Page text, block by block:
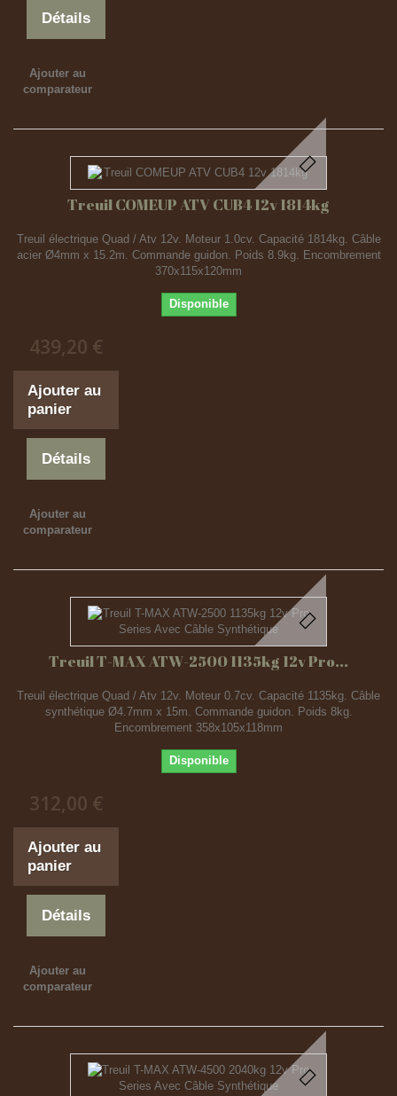
Détails
Ajouter au
comparateur
Treuil COMEUP ATV CUB4 12v 1814kg
Treuil électrique Quad / Atv 12v. Moteur 1.0cv. Capacité 1814kg. Câble
acier Ø4mm x 15.2m. Commande guidon. Poids 8.9kg. Encombrement
370x115x120mm
Disponible
439,20 €
Ajouter au
panier
Détails
Ajouter au
comparateur
Treuil T-MAX ATW-2500 1135kg 12v Pro...
Treuil électrique Quad / Atv 12v. Moteur 0.7cv. Capacité 1135kg. Câble
synthétique Ø4.7mm x 15m. Commande guidon. Poids 8kg.
Encombrement 358x105x118mm
Disponible
312,00 €
Ajouter au
panier
Détails
Ajouter au
comparateur